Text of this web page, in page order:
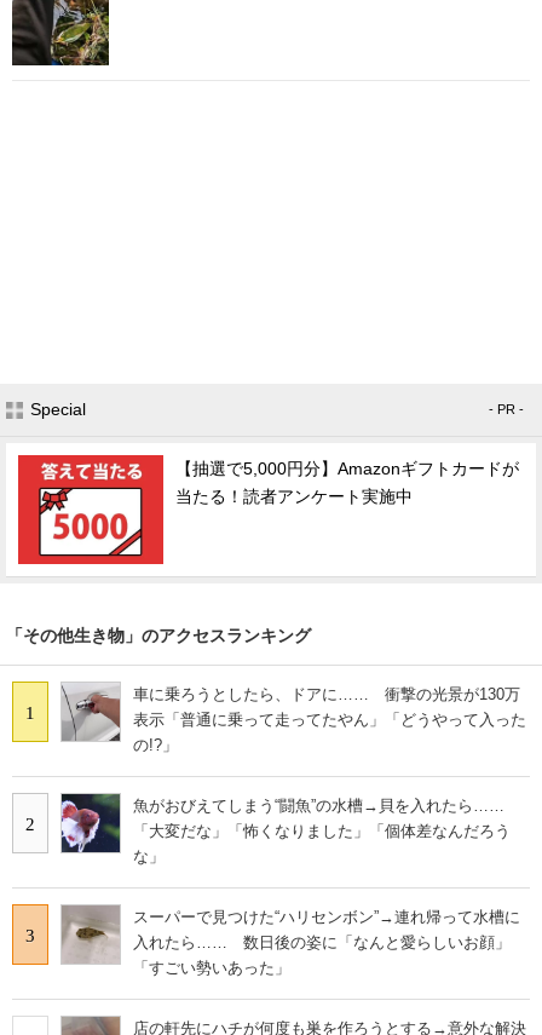
Special - PR -
【抽選で5,000円分】Amazonギフトカードが
当たる！読者アンケート実施中
「その他生き物」のアクセスランキング
1
車に乗ろうとしたら、ドアに…… 衝撃の光景が130万
表示「普通に乗って走ってたやん」「どうやって入った
の!?」
2
魚がおびえてしまう“闘魚”の水槽→貝を入れたら……
「大変だな」「怖くなりました」「個体差なんだろう
な」
3
スーパーで見つけた“ハリセンボン”→連れ帰って水槽に
入れたら…… 数日後の姿に「なんと愛らしいお顔」
「すごい勢いあった」
店の軒先にハチが何度も巣を作ろうとする→意外な解決